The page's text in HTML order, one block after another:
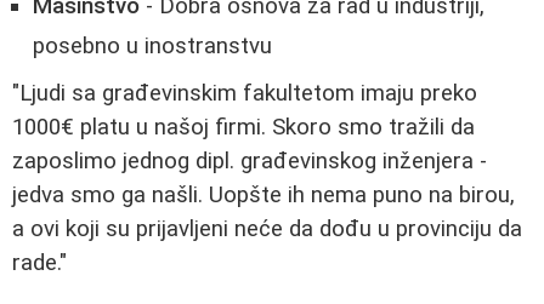
Mašinstvo - Dobra osnova za rad u industriji,
posebno u inostranstvu
"Ljudi sa građevinskim fakultetom imaju preko
1000€ platu u našoj firmi. Skoro smo tražili da
zaposlimo jednog dipl. građevinskog inženjera -
jedva smo ga našli. Uopšte ih nema puno na birou,
a ovi koji su prijavljeni neće da dođu u provinciju da
rade."